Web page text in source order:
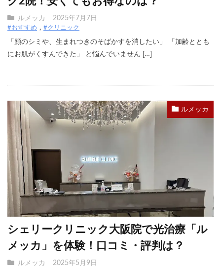
ルメッカ 2025年7月7日
#おすすめ #クリニック
「顔のシミや、生まれつきのそばかすを消したい」 「加齢ととも
にお肌がくすんできた」 と悩んでいません […]
ルメッカ
シェリークリニック大阪院で光治療「ル
メッカ」を体験！口コミ・評判は？
ルメッカ 2025年5月9日